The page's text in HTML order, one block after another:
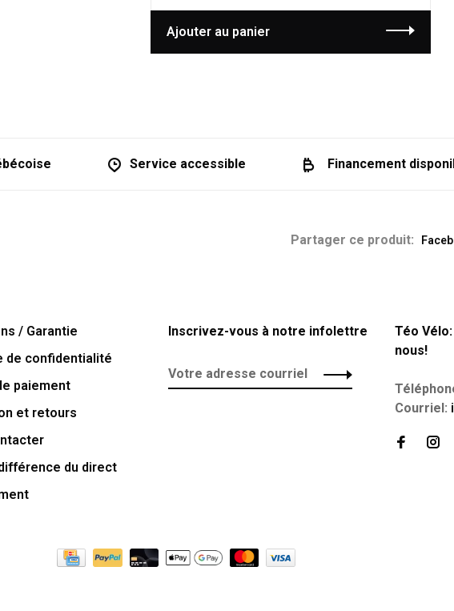
Ajouter au panier
Service accessible Financement
Partager ce produit:
/ Garantie
de confidentialité
paiement
et retours
du direct
Inscrivez-vous à notre infolettre
Téo
nous!
Courriel: